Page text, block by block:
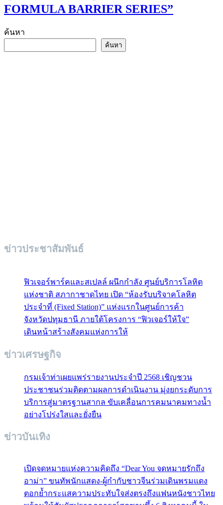
FORMULA BARRIER SERIES”
ค้นหา
ค้นหา
ข่าวประชาสัมพันธ์
ฟิวเจอร์พาร์คและสเปลล์ ผนึกกำลัง ศูนย์บริการโลหิต
แห่งชาติ สภากาชาดไทย เปิด “ห้องรับบริจาคโลหิต
ประจำที่ (Fixed Station)” แห่งแรกในศูนย์การค้า
จังหวัดปทุมธานี ภายใต้โครงการ “ฟิวเจอร์ให้ใจ”
เดินหน้าสร้างสังคมแห่งการให้
ข่าวเศรษฐกิจ
กรมเจ้าท่าเผยแพร่รายงานประจำปี 2568 เชิญชวน
ประชาชนร่วมติดตามผลการดำเนินงาน มุ่งยกระดับการ
บริการสู่มาตรฐานสากล ขับเคลื่อนการคมนาคมทางน้ำ
อย่างโปร่งใสและยั่งยืน
ข่าวบันเทิง
เปิดจดหมายแห่งความคิดถึง “Dear You จดหมายรักถึง
อาม่า” ขนทัพนักแสดง-ผู้กำกับชาวจีนร่วมเดินพรมแดง
ตอกย้ำกระแสความประทับใจส่งตรงถึงแฟนหนังชาวไทย